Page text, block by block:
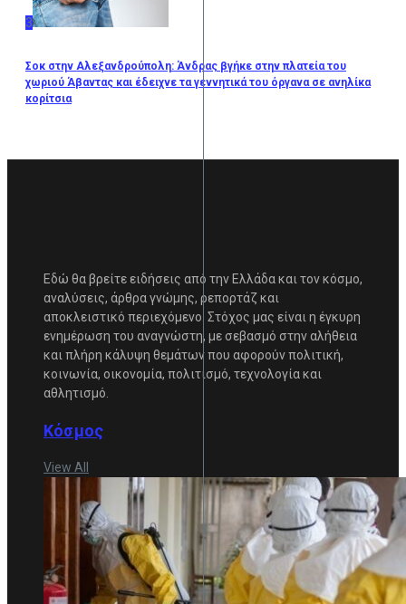
3
Σοκ στην Αλεξανδρούπολη: Άνδρας βγήκε στην πλατεία του
χωριού Άβαντας και έδειχνε τα γεννητικά του όργανα σε ανηλίκα
κορίτσια
Εδώ θα βρείτε ειδήσεις από την Ελλάδα και τον κόσμο,
αναλύσεις, άρθρα γνώμης, ρεπορτάζ και
αποκλειστικό περιεχόμενο. Στόχος μας είναι η έγκυρη
ενημέρωση του αναγνώστη, με σεβασμό στην αλήθεια
και πλήρη κάλυψη θεμάτων που αφορούν πολιτική,
κοινωνία, οικονομία, πολιτισμό, τεχνολογία και
αθλητισμό.
Κόσμος
View All